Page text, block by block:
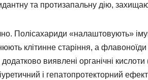
та протизапальну дію,
Полісахариди «налаштовують»
клітинне старіння, а
додатково виявлені органічні
і гепатопротекторний